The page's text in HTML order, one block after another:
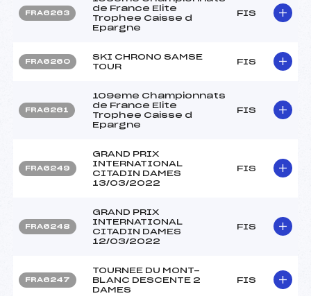
FRA6263
de France Elite
Trophee Caisse d
Epargne
FIS
FRA6260
SKI CHRONO SAMSE
TOUR
FIS
FRA6261
109eme Championnats
de France Elite
Trophee Caisse d
Epargne
FIS
FRA6249
GRAND PRIX
INTERNATIONAL
CITADIN DAMES
13/03/2022
FIS
FRA6248
GRAND PRIX
INTERNATIONAL
CITADIN DAMES
12/03/2022
FIS
FRA6247
TOURNEE DU MONT-
BLANC DESCENTE 2
DAMES
FIS